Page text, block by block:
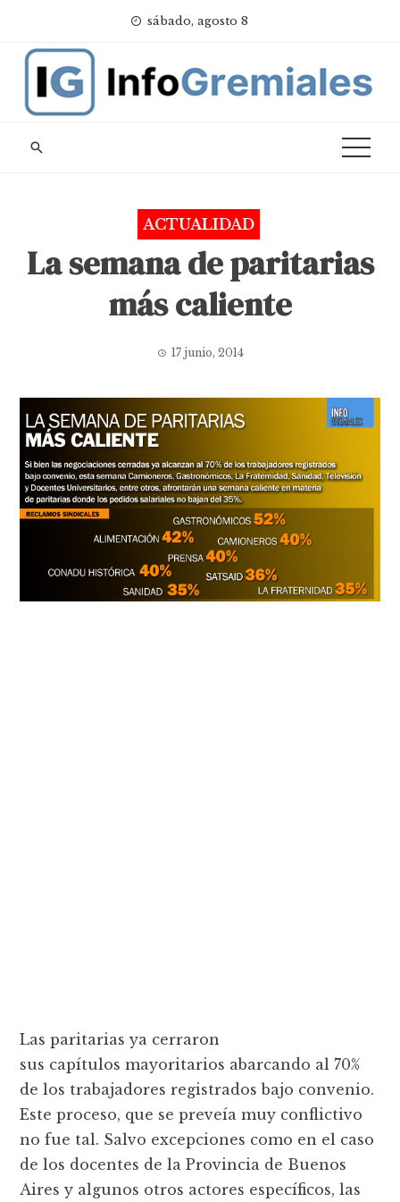
content
sábado, agosto 8
ACTUALIDAD
La semana de paritarias
más caliente
17 junio, 2014
Las paritarias ya cerraron
sus capítulos mayoritarios abarcando al 70%
de los trabajadores registrados bajo convenio.
Este proceso, que sepreveía muy conflictivo
no fue tal. Salvo excepciones como en el caso
de los docentes de la Provincia de Buenos
Aires y algunos otros actores específicos, las